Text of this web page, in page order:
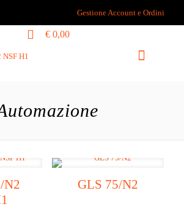
Gestione Account e Ordini
€ 0,00
N2
GLS 75/N2